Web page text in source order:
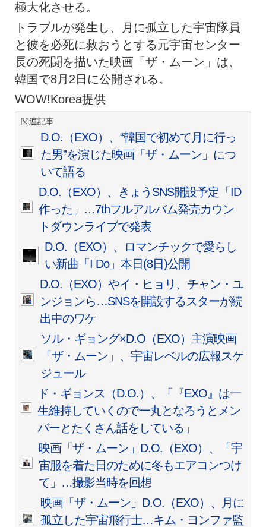
極大化させる。
トラブルが発生し、月に孤立した宇宙隊員
と彼を必死に救おうとする元宇宙センター
長の死闘を描いた映画「ザ・ムーン」は、
韓国で8月2日に公開される。
WOW!Korea提供
関連記事
D.O.（EXO）、“韓国で初めて月に行っ
た男”を演じた映画「ザ・ムーン」につ
いて語る
D.O.（EXO）、きょうSNS開設予定「ID
作った」…7thフルアルバム発売カウン
トダウンライブで発表
D.O.（EXO）、ロマンチックで愛らし
い新曲「I Do」本日(8日)公開
D.O.（EXO）やイ・ヒョリ、チャン・ユ
ンジョンら…SNSを開設するスターが続
出中のワケ
ソル・ギョング×D.O（EXO）主演映画
「ザ・ムーン」、宇宙レベルの広報スケ
ジュール
ド・ギョンス（D.O.）、「『EXO』は一
生維持していくので一丸となろうとメン
バーとたくさん話をしている」
映画「ザ・ムーン」D.O.（EXO）、「宇
宙服を着た日のために冬もエアコンつけ
て」…撮影当時を回想
映画「ザ・ムーン」D.O.（EXO）、月に
孤立した宇宙飛行士…キム・ヨンファ監